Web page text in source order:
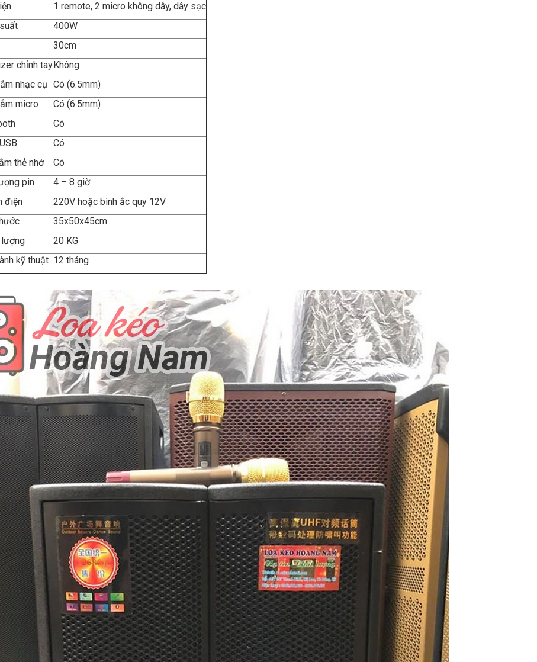
1 remote, 2 micro không dây, dây sạc
400W
30cm
chỉnh tay Không
nhạc cụ Có (6.5mm)
micro
Có (6.5mm)
Có
USB
Có
thẻ nhớ
Có
pin
4 – 8 giờ
điện
220V hoặc bình ắc quy 12V
35x50x45cm
lượng
20 KG
kỹ thuật 12 tháng